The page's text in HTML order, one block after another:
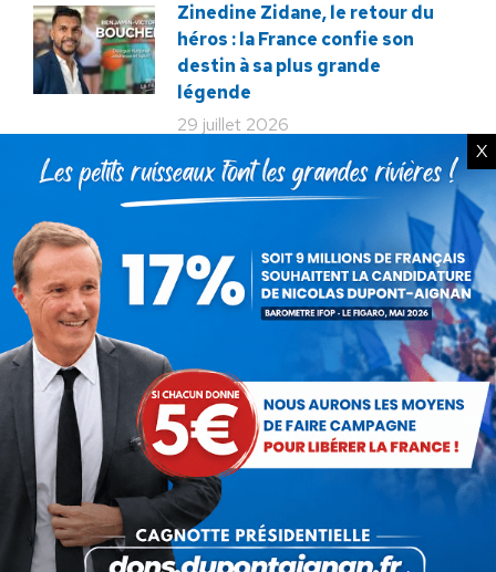
Zinedine Zidane, le retour du
héros : la France confie son
destin à sa plus grande
légende
29 juillet 2026
La liberté ou la Mort
20 juillet 2026
Bac de français : quand la
liberté pédagogique devient
18 juillet 2026
La France au seuil d’un
engrenage stratégique ?
15 juillet 2026
X